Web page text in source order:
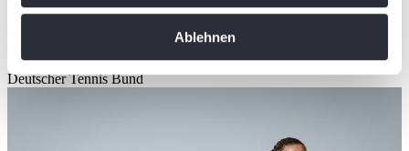
bestimmten Merkmalen (Fingerprinting) identifizieren
verarbeitet werden, und legen Sie Ihre Präferenzen im
Ablehnen
Spitzensportförderung
Deutscher Tennis Bund